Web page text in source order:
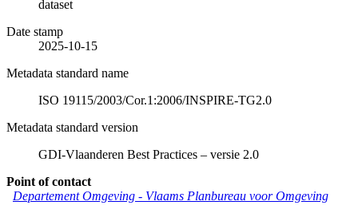
dataset
Date stamp
2025-10-15
Metadata standard name
ISO 19115/2003/Cor.1:2006/INSPIRE-TG2.0
Metadata standard version
GDI-Vlaanderen Best Practices – versie 2.0
Point of contact
Departement Omgeving - Vlaams Planbureau voor Omgeving